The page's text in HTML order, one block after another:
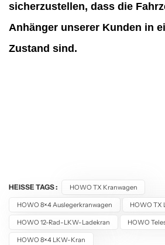
sicherzustellen, dass die
Anhänger unserer Kunden in
Zustand sind.
HEISSE TAGS : HOWO TX Kranwagen
HOWO 8×4 Auslegerkranwagen HOWO TX
HOWO 12-Rad-LKW-Ladekran HOWO
HOWO 8×4 LKW-Kran